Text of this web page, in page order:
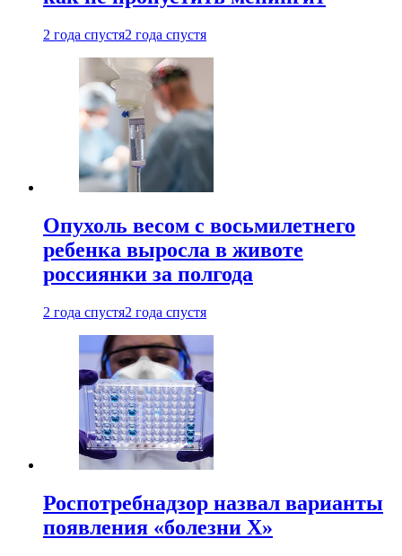
2 года спустя2 года спустя
Опухоль весом с восьмилетнего
ребенка выросла в животе
россиянки за полгода
2 года спустя2 года спустя
Роспотребнадзор назвал варианты
появления «болезни Х»